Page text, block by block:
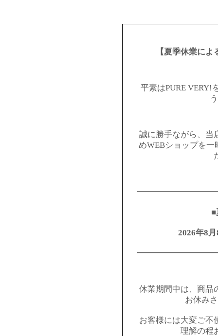
【夏季休業に
平素はPURE VERY!
誠に勝手ながら、当
めWEBショップを
■
2026年8
休業期間中は、商品
お休み
お客様には大変ご不
理解の程